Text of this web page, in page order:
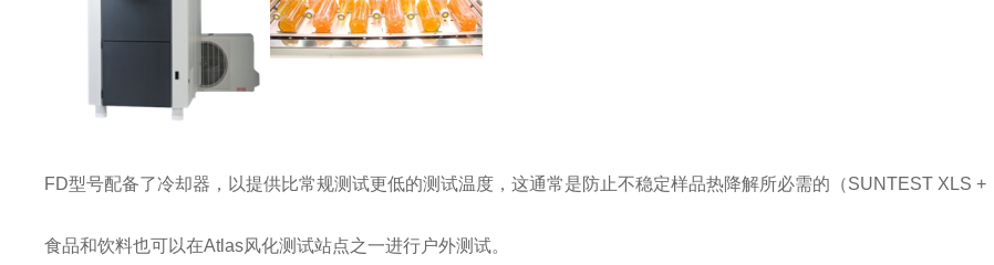
FD型号配备了冷却器，以提供比常规测试更低的测试温度，这通常是防止不稳定样品热降解所必需的（SUNTEST XLS +
食品和饮料也可以在Atlas风化测试站点之一进行户外测试。